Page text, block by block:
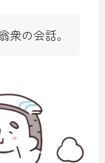
衆の会話。